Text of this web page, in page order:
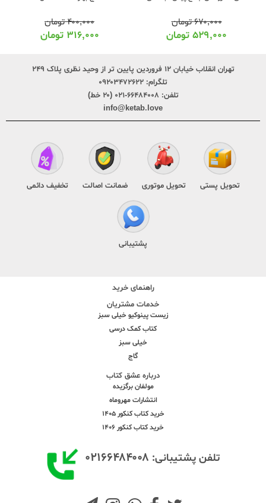
۶۷۰,۰۰۰تومان
۵۲۹,۰۰۰ تومان
۴۰۰,۰۰۰تومان
۳۱۶,۰۰۰ تومان
تهران انقلاب خیابان ۱۲ فروردین پایین تر از وحید نظری پلاک ۲۴۹
تلگرام: ۰۹۲۰۳۴۷۲۶۲۲
تلفن: ۶۶۴۸۴۰۰۸-۰۲۱ (۲۰ خط)
info@ketab.love
تحویل پستی تحویل موتوری ضمانت اصالت تخفیف دائمی
پشتیبانی
راهنمای خرید
خدمات مشتریان
زیست پینوکیو خیلی سبز
کتاب کمک درسی
خیلی سبز
گاج
درباره عشق کتاب
مولفان برگزیده
انتشارات مهروماه
خرید کتاب کنکور 1405
خرید کتاب کنکور 1406
تلفن پشتیبانی: ۰۲۱۶۶۴۸۴۰۰۸